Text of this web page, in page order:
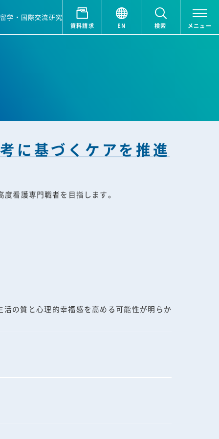
留学・国際交流研究
資料請求 EN 検索 メニュー
に基づくケアを推進
看護専門職者を目指します。
の質と心理的幸福感を高める可能性が明らか